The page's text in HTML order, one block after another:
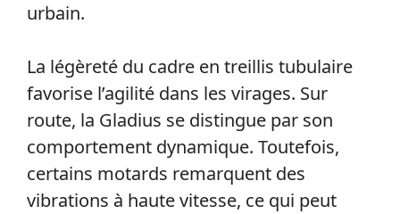
urbain.
La légèreté du cadre en treillis tubulaire
favorise l’agilité dans les virages. Sur
route, la Gladius se distingue par son
comportement dynamique. Toutefois,
certains motards remarquent des
vibrations à haute vitesse, ce qui peut